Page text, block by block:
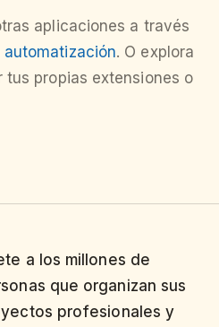
aplicaciones a través
. O explora
tus propias extensiones o
a los millones de
que organizan sus
profesionales y